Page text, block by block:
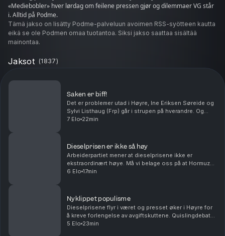
«Mediebobler» hver lørdag om feilene pressen gjør og dilemmaer VG står
i. Alltid på Podme.
Tämä jakso on lisätty Podme-palveluun avoimen RSS-syötteen kautta
eikä se ole Podmen omaa tuotantoa. Siksi jakso saattaa sisältää
mainontaa.
Jaksot (1837)
Saken er biff!
Det er problemer utad i Høyre, Ine Eriksen Søreide og
Sylvi Listhaug (Frp) går i strupen på hverandre. Og
Rødt går inn i debatten om prisen på indrefilet, slik er
7 Elo 22min
Dieselprisen er ikke så høy
Arbeiderpartiet mener at dieselprisene ikke er
ekstraordinært høye. Må vi belage oss på at Hormuz-
stredet blir liggende bak betalingsmur i uoverskuelig
6 Elo 17min
Nyklippet populisme
Dieselprisene flyr i været og presset øker i Høyre for
å kreve forlengelse av avgiftskuttene. Quislingdebatt i
Sverige, den norske landssvikeren er aktualisert i
5 Elo 23min